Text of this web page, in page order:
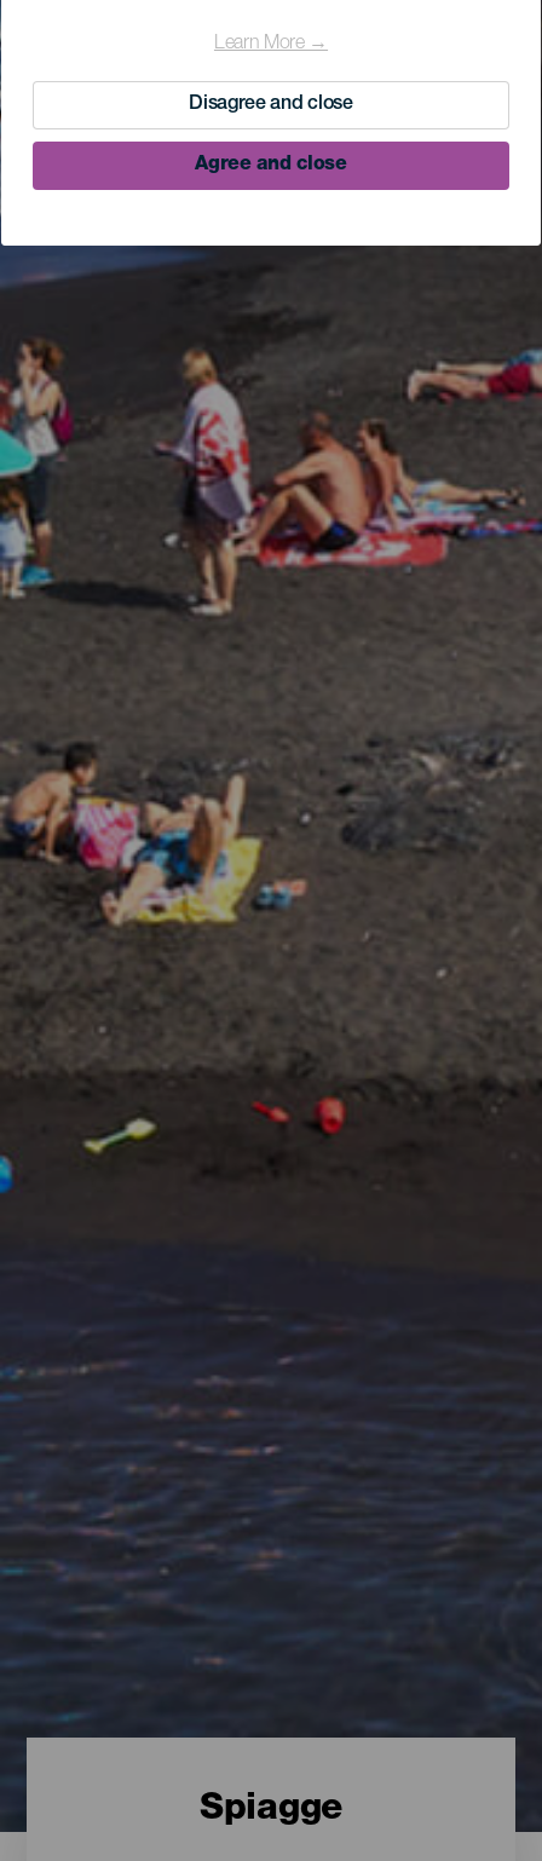
Learn More →
Disagree and close
Agree and close
Spiagge